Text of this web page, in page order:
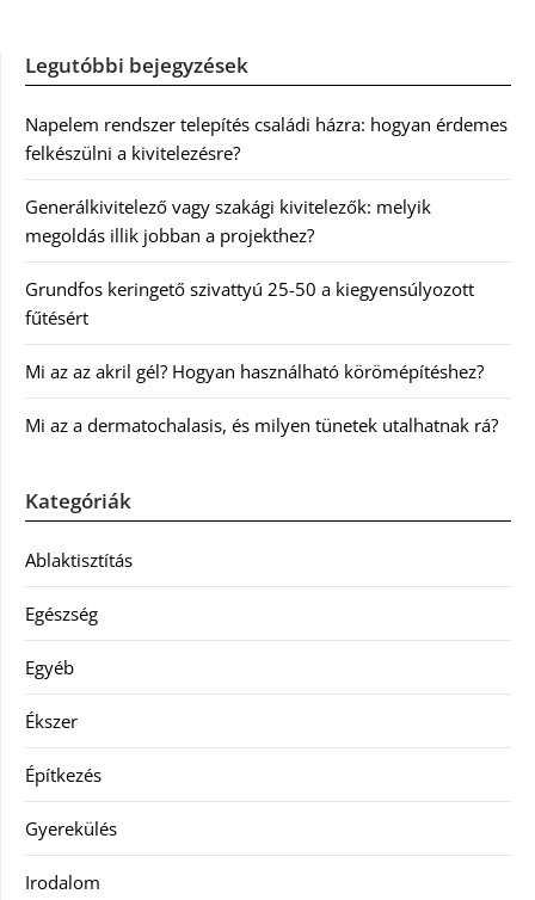
Legutóbbi bejegyzések
Napelem rendszer telepítés családi házra: hogyan érdemes
felkészülni a kivitelezésre?
Generálkivitelező vagy szakági kivitelezők: melyik
megoldás illik jobban a projekthez?
Grundfos keringető szivattyú 25-50 a kiegyensúlyozott
fűtésért
Mi az az akril gél? Hogyan használható körömépítéshez?
Mi az a dermatochalasis, és milyen tünetek utalhatnak rá?
Kategóriák
Ablaktisztítás
Egészség
Egyéb
Ékszer
Építkezés
Gyerekülés
Irodalom